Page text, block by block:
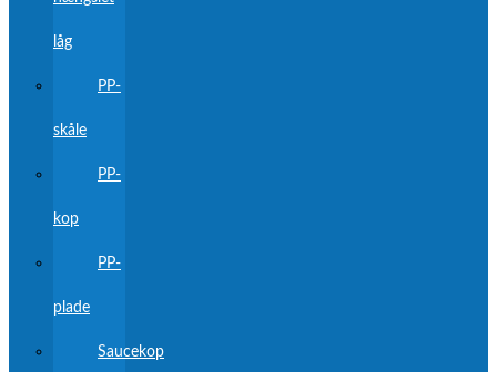
låg
PP-
skåle
PP-
kop
PP-
plade
Saucekop